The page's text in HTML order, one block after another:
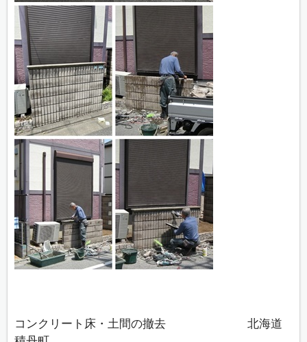
コンクリート床・土間の撤去 北海道